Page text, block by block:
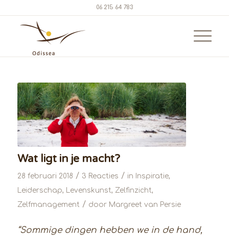
06 215 64 783
Wat ligt in je macht?
28 februari 2018 / 3 Reacties / in Inspiratie,
Leiderschap, Levenskunst, Zelfinzicht,
Zelfmanagement / door Margreet van Persie
“Sommige dingen hebben we in de hand,